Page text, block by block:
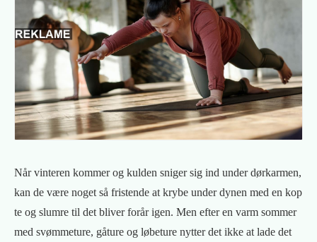
Når vinteren kommer og kulden sniger sig ind under dørkarmen,
kan de være noget så fristende at krybe under dynen med en kop
te og slumre til det bliver forår igen. Men efter en varm sommer
med svømmeture, gåture og løbeture nytter det ikke at lade det